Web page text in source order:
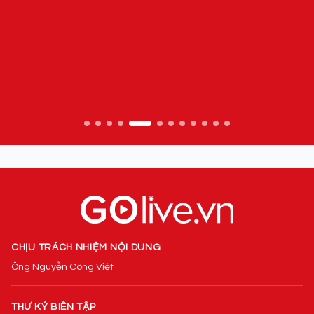
CHỊU TRÁCH NHIỆM NỘI DUNG
Ông Nguyễn Công Việt
THƯ KÝ BIÊN TẬP